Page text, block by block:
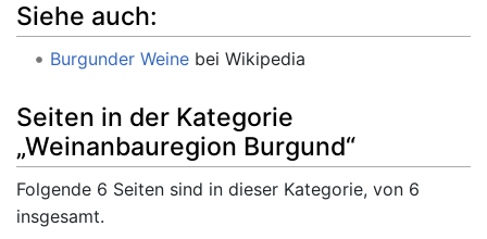
Siehe auch:
Burgunder Weinebei Wikipedia
Seiten in der Kategorie
„Weinanbauregion Burgund“
Folgende 6 Seiten sind in dieser Kategorie, von 6
insgesamt.